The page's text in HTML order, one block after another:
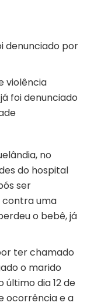
denunciado por
violência
foi denunciado
no
do hospital
ser
contra uma
o bebê, já
ter chamado
o marido
dia 12 de
ocorrência e a